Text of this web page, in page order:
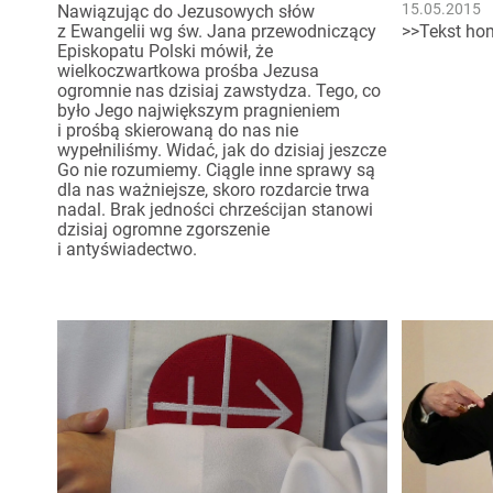
Nawiązując do Jezusowych słów
z Ewangelii wg św. Jana przewodniczący
Episkopatu Polski mówił, że
wielkoczwartkowa prośba Jezusa
ogromnie nas dzisiaj zawstydza. Tego, co
było Jego największym pragnieniem
i prośbą skierowaną do nas nie
wypełniliśmy. Widać, jak do dzisiaj jeszcze
Go nie rozumiemy. Ciągle inne sprawy są
dla nas ważniejsze, skoro rozdarcie trwa
nadal. Brak jedności chrześcijan stanowi
dzisiaj ogromne zgorszenie
i antyświadectwo.
15.05.2015
>>Tekst